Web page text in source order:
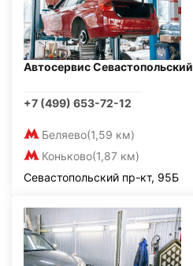
Автосервис Севастопольский
+7 (499) 653-72-12
Беляево(1,59 км)
Коньково(1,87 км)
Севастопольский пр-кт, 95Б